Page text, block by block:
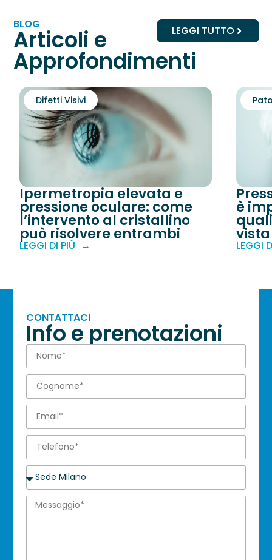
BLOG
Articoli e
Approfondimenti
LEGGI TUTTO
Ipermetropia elevata e
pressione oculare: come
l’intervento al cristallino
può risolvere entrambi
Difetti Visivi
LEGGI DI PIÙ
è
vista
LEGGI
CONTATTACI
Info e prenotazioni